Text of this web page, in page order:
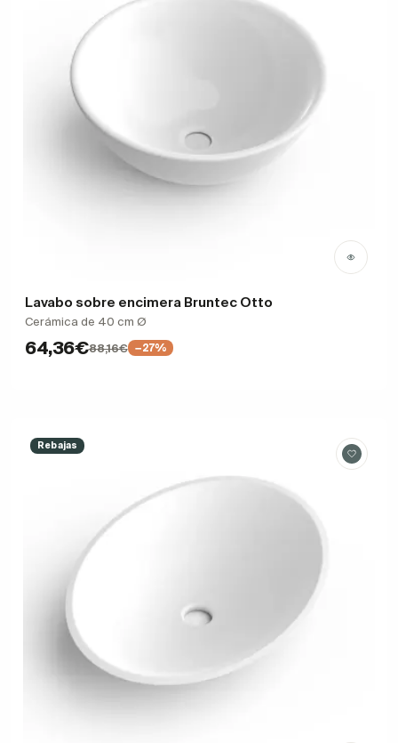
Lavabo sobre encimera Bruntec Otto
Cerámica de 40 cm Ø
64,36€88,16€ −27%
Rebajas